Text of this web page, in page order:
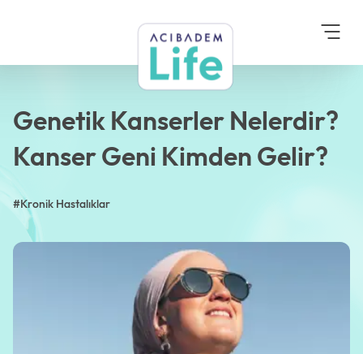
Kronik Hastalıklar
Nelerdir? Kanser Geni
Genetik Kanserler Nelerdir?
Kanser Geni Kimden Gelir?
#Kronik Hastalıklar